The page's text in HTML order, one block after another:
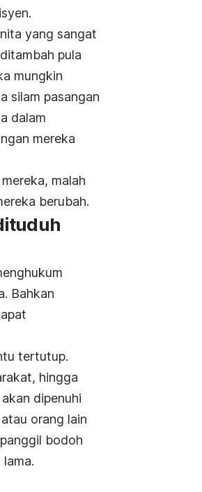
yang sangat
pula
mungkin
silam pasangan
dalam
mereka
malah
berubah.
Bahkan
tertutup.
hingga
dipenuhi
orang lain
bodoh